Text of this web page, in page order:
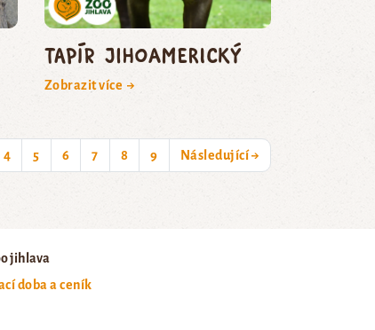
tapír jihoamerický
Zobrazit více →
4 5 6 7 8 9 Následující →
jihlava
doba a ceník